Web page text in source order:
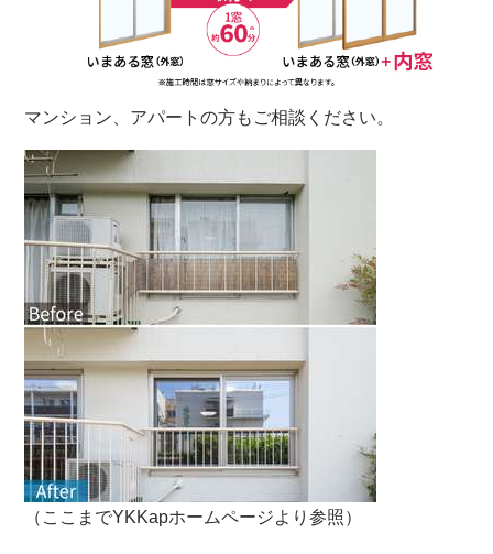
マンション、アパートの方もご相談ください。
（ここまでYKKapホームページより参照）